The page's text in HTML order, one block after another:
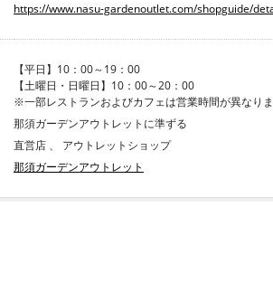
https://www.nasu-gardenoutlet.com/shopguide/
【平日】10：00～19：00
【土曜日・日曜日】10：00～20：00
※一部レストランおよびカフェは営業時間が異なり
那須ガーデンアウトレットに準ずる
直営店 、 アウトレットショップ
那須ガーデンアウトレット